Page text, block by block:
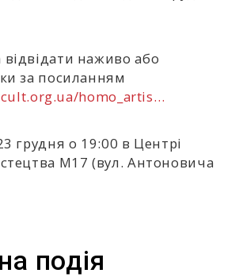
наживо або
за посиланням
homo_artis…
грудня о 19:00 в Центрі
М17 (вул. Антоновича
подія